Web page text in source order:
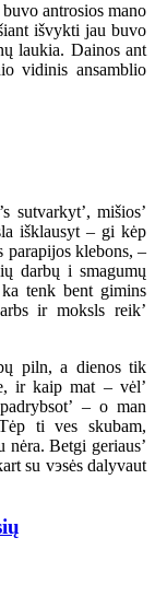
antrosios mano
išvykti jau buvo
laukia. Dainos ant
vidinis ansamblio
sutvarkyt’, mišios’
išklausyt – gi kėp
parapijos klebons, –
darbų i smagumų
tenk bent gimins
ir moksls reik’
piln, a dienos tik
ir kaip mat – vėl’
– o man
ti ves skubam,
Betgi geriaus’
su vэsės dalyvaut